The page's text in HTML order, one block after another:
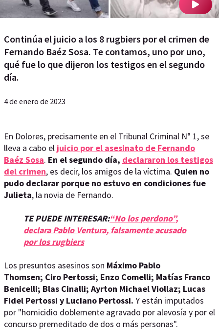
Continúa el juicio a los 8 rugbiers por el crimen de
Fernando Baéz Sosa. Te contamos, uno por uno,
qué fue lo que dijeron los testigos en el segundo
día.
4 de enero de 2023
En Dolores, precisamente en el Tribunal Criminal N° 1, se
lleva a cabo el juicio por el asesinato de Fernando
Baéz Sosa. En el segundo día, declararon los testigos
del crimen, es decir, los amigos de la víctima. Quien no
pudo declarar porque no estuvo en condiciones fue
Julieta, la novia de Fernando.
TE PUEDE INTERESAR:“No los perdono”,
declara Pablo Ventura, falsamente acusado
por los rugbiers
Los presuntos asesinos son Máximo Pablo
Thomsen; Ciro Pertossi; Enzo Comelli; Matías Franco
Benicelli; Blas Cinalli; Ayrton Michael Viollaz; Lucas
Fidel Pertossi y Luciano Pertossi. Y están imputados
por "homicidio doblemente agravado por alevosía y por el
concurso premeditado de dos o más personas".